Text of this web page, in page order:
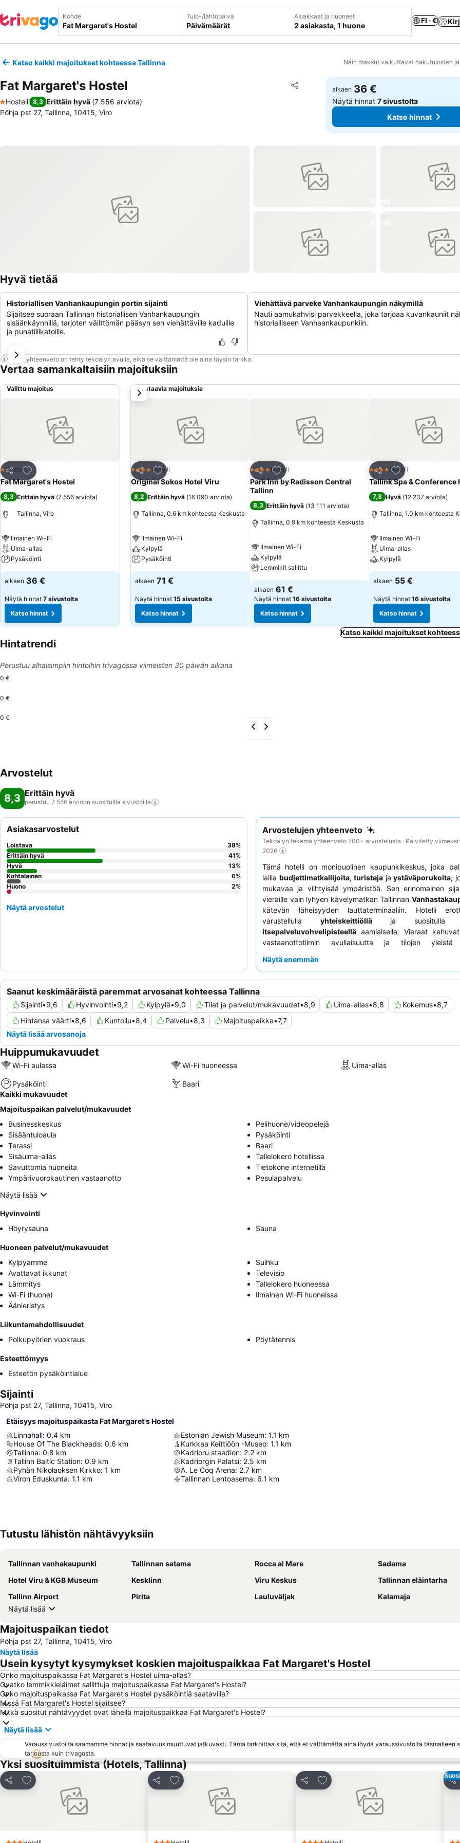
Kohde Tulo-/lähtöpäivä
Päivämäärät
Asiakkaat ja huoneet
2 asiakasta, 1 huone
FI · €
Katso kaikki majoitukset kohteessa Tallinna Näin maksut vaikuttavat hakutulosten
Fat Margaret's Hostel Jaa
Lisää suosikkeihin
1 Tähtiluokitus
Hostelli 8,3 Erittäin hyvä (7 556 arviota)
Põhja pst 27, Tallinna, 10415, Viro
alkaen 36 €
Näytä hinnat7 sivustolta
Katso hinnat
Hyvä tietää
Historiallisen Vanhankaupungin portin sijainti
Sijaitsee suoraan Tallinnan historiallisen Vanhankaupungin
sisäänkäynnillä, tarjoten välittömän pääsyn sen viehättäville kaduille
ja punatiilikatoille.
Viehättävä parveke Vanhankaupungin näkymillä
Nauti aamukahvisi parvekkeella, joka tarjoaa kuvankauniit
historialliseen Vanhaankaupunkiin.
Tämä yhteenveto on tehty tekoälyn avulla, eikä se välttämättä ole aina täysin tarkka.
Vertaa samankaltaisiin majoituksiin
Valittu majoitus
Jaa
Lisää suosikkeihin
1 Tähtiluokitus
Hostelli
Fat Margaret's Hostel
8,3 Erittäin hyvä (7 556 arviota)
Tallinna, Viro
Ilmainen Wi-Fi
Uima-allas
Pysäköinti
alkaen 36 €
Näytä hinnat 7 sivustolta
Katso hinnat
Vastaavia majoituksia
Jaa
Lisää suosikkeihin
4 Tähtiluokitus
Hotelli
Original Sokos Hotel Viru
8,2 Erittäin hyvä (16 090 arviota)
Tallinna, 0.6 km kohteesta Keskusta
Ilmainen Wi-Fi
Kylpylä
Pysäköinti
alkaen 71 €
Näytä hinnat 15 sivustolta
Katso hinnat
Jaa
Lisää suosikkeihin
4 Tähtiluokitus
Hotelli
Park Inn by Radisson Central
Tallinn
8,3 Erittäin hyvä (13 111 arviota)
Tallinna, 0.9 km kohteesta Keskusta
Ilmainen Wi-Fi
Kylpylä
Lemmikit sallittu
alkaen 61 €
Näytä hinnat 16 sivustolta
Katso hinnat
Jaa
Lisää suosikkeihin
4 Tähtiluokitus
Hotelli
Tallink Spa & Conference
7,8 Hyvä (12 237 arviota)
Tallinna, 1.0 km kohteesta
Ilmainen Wi-Fi
Uima-allas
Kylpylä
alkaen 55 €
Näytä hinnat 16 sivustolta
Katso hinnat
seuraava
Katso kaikki majoitukset
Hintatrendi
Perustuu alhaisimpiin hintoihin trivagossa viimeisten 30 päivän aikana
0 €
0 €
0 €
Arvostelut
8,3 Erittäin hyvä
perustuu 7 556 arvioon suosituilla sivustoilla
Arvostelujen yhteenveto
Tekoälyn tekemä yhteenveto 700+ arvostelusta · Päivitetty
2026
Tämä hotelli on monipuolinen kaupunkikeskus, joka
lailla budjettimatkailijoita, turisteja ja ystäväporukoita,
mukavaa ja viihtyisää ympäristöä. Sen erinomainen
vieraille vain lyhyen kävelymatkan Tallinnan
kätevän läheisyyden lauttaterminaaliin. Hotelli
varustellulla yhteiskeittiölläja suositulla
itsepalveluvohvelipisteellä aamiaisella. Vieraat
vastaanottotiimin avuliaisuutta ja tilojen yleistä
kylmäaltaankäyttöä aamutuntien aikana.
Näytä enemmän
Saanut keskimääräistä paremmat arvosanat kohteessa Tallinna
Sijainti•9,6 Hyvinvointi•9,2 Kylpylä•9,0 Tilat ja palvelut/mukavuudet•8,9 Uima-allas•8,8 Kokemus•8,7
Hintansa väärti•8,6 Kuntoilu•8,4 Palvelu•8,3 Majoituspaikka•7,7
Näytä lisää arvosanoja
Asiakasarvostelut
Loistava 38%
Erittäin hyvä
41%
Hyvä
13%
Kohtalainen
6%
Huono
2%
Näytä arvostelut
Huippumukavuudet
Wi-Fi aulassa Wi-Fi huoneessa Uima-allas
Pysäköinti
Baari
Kaikki mukavuudet
Majoituspaikan palvelut/mukavuudet
Businesskeskus
Pelihuone/videopelejä
Sisääntuloaula
Pysäköinti
Terassi
Baari
Sisäuima-allas
Tallelokero hotellissa
Savuttomia huoneita
Tietokone internetillä
Ympärivuorokautinen vastaanotto
Pesulapalvelu
Näytä lisää
Hyvinvointi
Höyrysauna
Sauna
Huoneen palvelut/mukavuudet
Kylpyamme
Suihku
Avattavat ikkunat
Televisio
Lämmitys
Tallelokero huoneessa
Wi-Fi (huone)
Ilmainen Wi-Fi huoneissa
Äänieristys
Liikuntamahdollisuudet
Polkupyörien vuokraus
Pöytätennis
Esteettömyys
Esteetön pysäköintialue
Sijainti
Põhja pst 27, Tallinna, 10415, Viro
Etäisyys majoituspaikasta Fat Margaret's Hostel
Linnahall: 0.4 km
House Of The Blackheads: 0.6 km
Tallinna: 0.8 km
Tallinn Baltic Station: 0.9 km
Pyhän Nikolaoksen Kirkko: 1 km
Viron Eduskunta: 1.1 km
Estonian Jewish Museum: 1.1 km
Kurkkaa Keittiöön -Museo: 1.1 km
Kadrioru staadion: 2.2 km
Kadriorgin Palatsi: 2.5 km
A. Le Coq Arena: 2.7 km
Tallinnan Lentoasema: 6.1 km
Tutustu lähistön nähtävyyksiin
Tallinnan vanhakaupunki Tallinnan satama Rocca al Mare
Sadama
Hotel Viru & KGB Museum
Kesklinn Viru Keskus
Tallinnan eläintarha
Tallinn Airport
Pirita Lauluväljak
Kalamaja
Näytä lisää
Majoituspaikan tiedot
Põhja pst 27, Tallinna, 10415, Viro
Näytä lisää
Usein kysytyt kysymykset koskien majoituspaikkaa Fat Margaret's Hostel
Onko majoituspaikassa Fat Margaret's Hostel uima-allas?
Ovatko lemmikkieläimet sallittuja majoituspaikassa Fat Margaret's Hostel?
Onko majoituspaikassa Fat Margaret's Hostel pysäköintiä saatavilla?
Missä Fat Margaret's Hostel sijaitsee?
Mitkä suositut nähtävyydet ovat lähellä majoituspaikkaa Fat Margaret's Hostel?
Näytä lisää
Varaussivustoilta saamamme hinnat ja saatavuus muuttuvat jatkuvasti. Tämä tarkoittaa sitä, että et välttämättä aina löydä varaussivustolta täsmälleen
tarjousta kuin trivagosta.
Yksi suosituimmista (Hotels, Tallinna)
Jaa
Lisää suosikkeihin
Jaa
Lisää suosikkeihin
Jaa
Lisää suosikkeihin
Jaa